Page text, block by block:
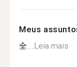
Meus
全...Leia mais